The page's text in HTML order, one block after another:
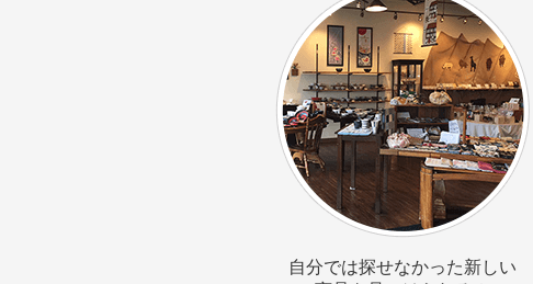
自分では探せなかった新しい